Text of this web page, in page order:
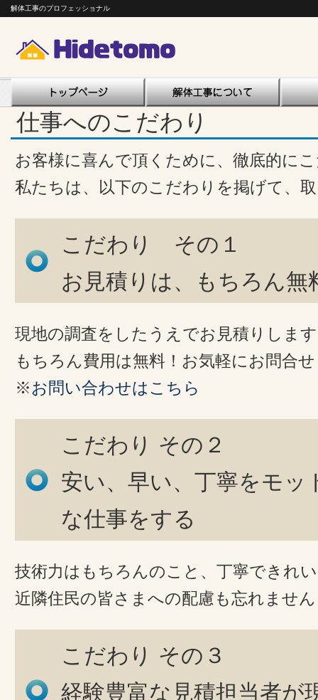
解体工事のプロフェッショナル
仕事へのこだわり
お客様に喜んで頂くために、徹底的に
私たちは、以下のこだわりを掲げて、
こだわり その１
お見積りは、もちろん無
現地の調査をしたうえでお見積りしま
もちろん費用は無料！お気軽にお問合
※お問い合わせはこちら
こだわり その２
安い、早い、丁寧をモッ
な仕事をする
技術力はもちろんのこと、丁寧できれ
近隣住民の皆さまへの配慮も忘れませ
こだわり その３
経験豊富な見積担当者が